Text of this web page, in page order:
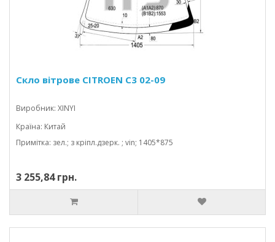
Скло вітрове CITROEN C3 02-09
Виробник: XINYI
Країна: Китай
Примітка: зел.; з кріпл.дзерк. ; vin; 1405*875
3 255,84 грн.